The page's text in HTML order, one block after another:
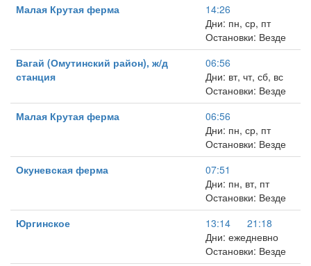
Малая Крутая ферма
14:26
Дни: пн, ср, пт
Остановки: Везде
Вагай (Омутинский район), ж/д
станция
06:56
Дни: вт, чт, сб, вс
Остановки: Везде
Малая Крутая ферма
06:56
Дни: пн, ср, пт
Остановки: Везде
Окуневская ферма
07:51
Дни: пн, вт, пт
Остановки: Везде
Юргинское
13:14
21:18
Дни: ежедневно
Остановки: Везде